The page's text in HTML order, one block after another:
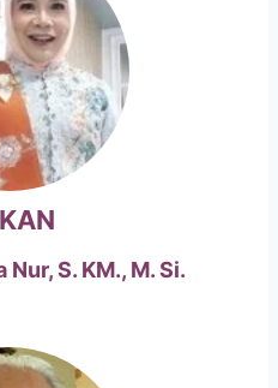
Nur, S. KM., M. Si.